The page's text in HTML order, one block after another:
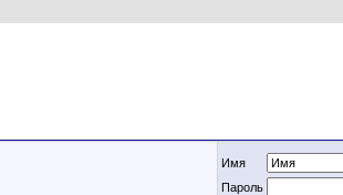
Имя
Пароль